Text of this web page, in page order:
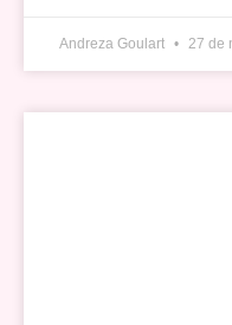
Andreza Goulart 27 de